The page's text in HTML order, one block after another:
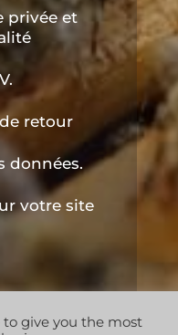
privée et
retour
données.
votre site
l'apiculteur . Tous
to give you the most